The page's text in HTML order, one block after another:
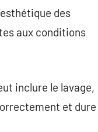
des
aux conditions
inclure le lavage,
et dure